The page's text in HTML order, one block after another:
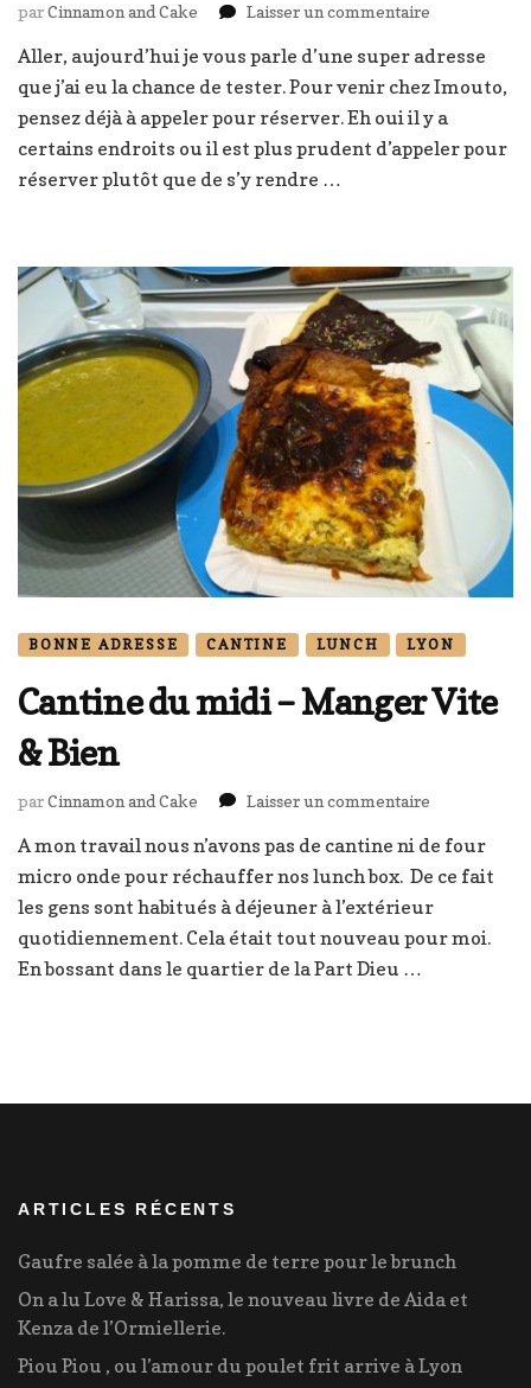
parCinnamon and Cake Laisser un commentaire
du
midi
–
Aller, aujourd’hui je vous parle d’une super adresse
que j’ai eu la chance de tester. Pour venir chez Imouto,
pensez déjà à appeler pour réserver. Eh oui il y a
certains endroits ou il est plus prudent d’appeler pour
réserver plutôt que de s’y rendre …
BONNE ADRESSE CANTINE LUNCH LYON
Cantine du midi – Manger Vite
& Bien
parCinnamon and Cake Laisser un commentaire
du
midi
Vite
A mon travail nous n’avons pas de cantine ni de four
micro onde pour réchauffer nos lunch box. De ce fait
les gens sont habitués à déjeuner à l’extérieur
quotidiennement. Cela était tout nouveau pour moi.
En bossant dans le quartier de la Part Dieu …
ARTICLES RÉCENTS
Gaufre salée à la pomme de terre pour le brunch
On a lu Love & Harissa, le nouveau livre de Aida et
Kenza de l’Ormiellerie.
Piou Piou , ou l’amour du poulet frit arrive à Lyon